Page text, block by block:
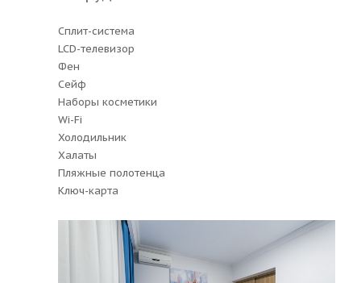
Сплит-система
LCD-телевизор
Фен
Сейф
Наборы косметики
Wi-Fi
Холодильник
Халаты
Пляжные полотенца
Ключ-карта